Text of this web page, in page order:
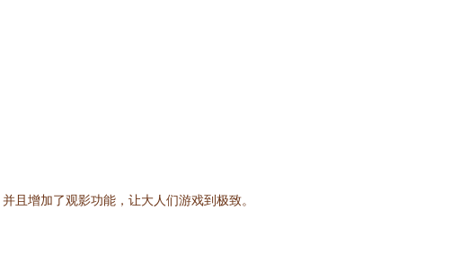
且增加了观影功能，让大人们游戏到极致。